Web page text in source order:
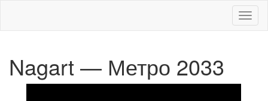
Меню
Nagart — Метро 2033